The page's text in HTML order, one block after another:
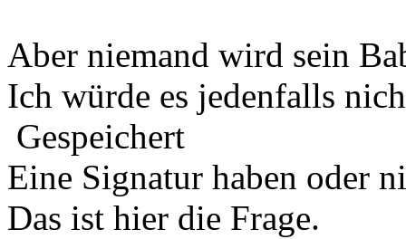
Aber niemand wird sein
Ich würde es jedenfalls
Gespeichert
Eine Signatur haben oder
Das ist hier die Frage.